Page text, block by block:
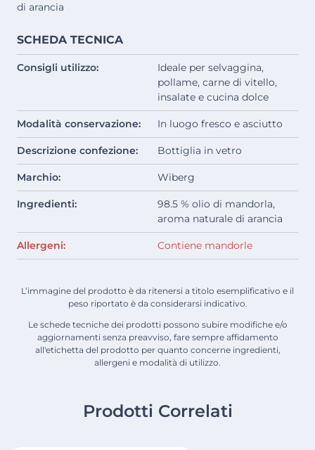
di arancia
SCHEDA TECNICA
Consigli utilizzo:
Ideale per selvaggina,
pollame, carne di vitello,
insalate e cucina dolce
Modalità conservazione: In luogo fresco e asciutto
Descrizione confezione: Bottiglia in vetro
Marchio: Wiberg
Ingredienti:
98.5 % olio di mandorla,
aroma naturale di arancia
Allergeni: Contiene mandorle
L’immagine del prodotto è da ritenersi a titolo esemplificativo e il
peso riportato è da considerarsi indicativo.
Le schede tecniche dei prodotti possono subire modifiche e/o
aggiornamenti senza preavviso, fare sempre affidamento
all'etichetta del prodotto per quanto concerne ingredienti,
allergeni e modalità di utilizzo.
Prodotti Correlati